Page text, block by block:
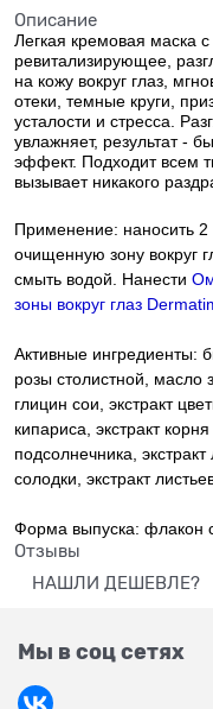
Описание
Легкая кремовая маска
ревитализирующее,
на кожу вокруг глаз,
отеки, темные круги,
усталости и стресса.
увлажняет, результат -
эффект. Подходит всем
вызывает никакого
Применение: наносить
очищенную зону вокруг
смыть водой. Нанести
зоны вокруг глаз
Активные ингредиенты:
розы столистной,
глицин сои, экстракт
кипариса, экстракт
подсолнечника,
солодки, экстракт
Форма выпуска: флакон
Отзывы
НАШЛИ ДЕШЕВЛЕ?
Мы в соц сетях